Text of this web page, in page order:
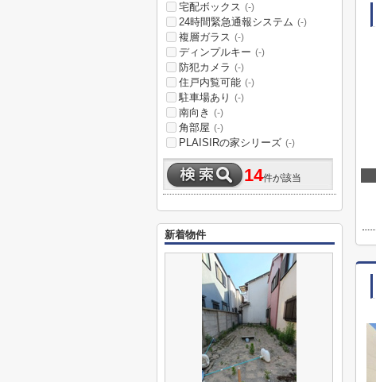
宅配ボックス (-)
24時間緊急通報システム (-)
複層ガラス (-)
ディンプルキー (-)
防犯カメラ (-)
住戸内覧可能 (-)
駐車場あり (-)
南向き (-)
角部屋 (-)
PLAISIRの家シリーズ (-)
14件が該当
新着物件